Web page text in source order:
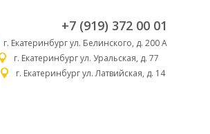
+7 (919) 372 00 01
г. Екатеринбург ул. Белинского, д. 200 А
г. Екатеринбург ул. Уральская, д. 77
г. Екатеринбург ул. Латвийская, д. 14